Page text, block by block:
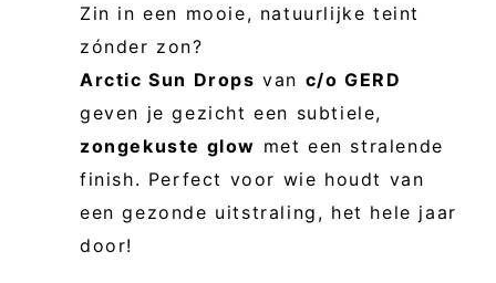
Zin in een mooie, natuurlijke teint
zónder zon?
Arctic Sun Drops van c/o GERD
geven je gezicht een subtiele,
zongekuste glow met een stralende
finish. Perfect voor wie houdt van
een gezonde uitstraling, het hele jaar
door!